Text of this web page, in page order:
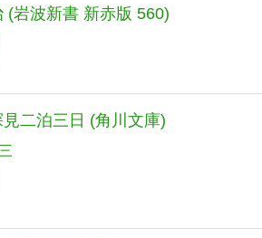
(岩波新書 新赤版 560)
見二泊三日 (角川文庫)